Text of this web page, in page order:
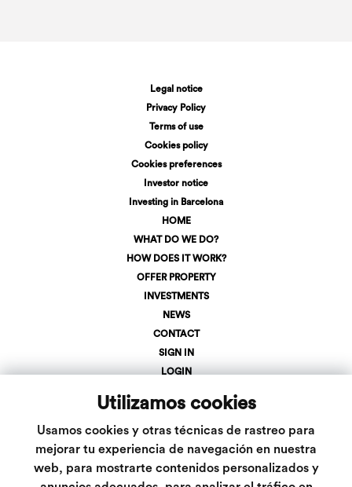
Utilizamos cookies
Usamos cookies y otras técnicas de rastreo para
mejorar tu experiencia de navegación en nuestra
web, para mostrarte contenidos personalizados y
Legal notice
Privacy Policy
Terms of use
Cookies policy
Cookies preferences
Investor notice
Investing in Barcelona
HOME
WHAT DO WE DO?
HOW DOES IT WORK?
OFFER PROPERTY
INVESTMENTS
NEWS
CONTACT
SIGN IN
LOGIN
info@inveslar.com
Follow us